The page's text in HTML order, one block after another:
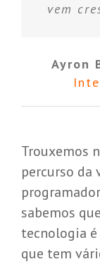
vem
Ayron
Trouxemos
percurso da
sabemos
tecnologia é
que tem